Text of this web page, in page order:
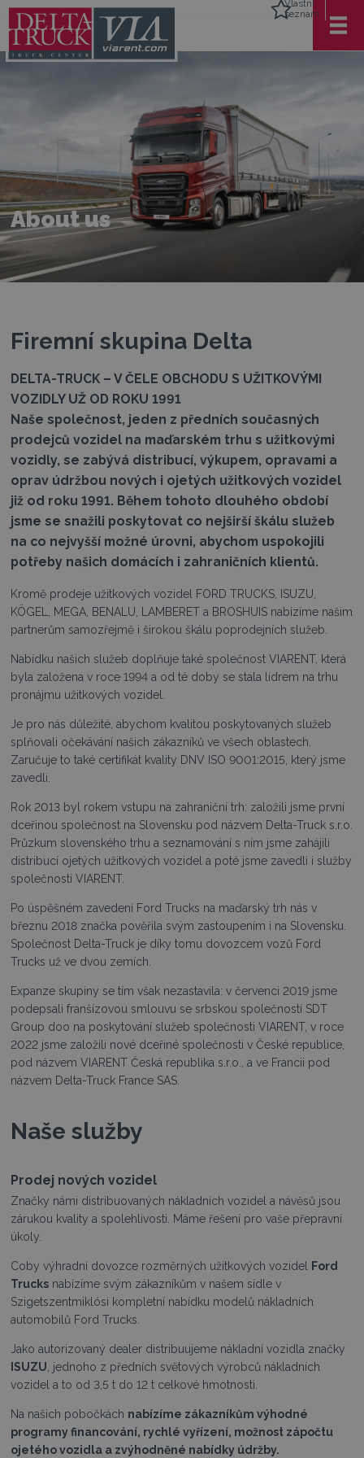
Vlastní
seznam
About us
Firemní skupina Delta
DELTA-TRUCK – V ČELE OBCHODU S UŽITKOVÝMI
VOZIDLY UŽ OD ROKU 1991
Naše společnost, jeden z předních současných
prodejců vozidel na maďarském trhu s užitkovými
vozidly, se zabývá distribucí, výkupem, opravami a
oprav údržbou nových i ojetých užitkových vozidel
již od roku 1991. Během tohoto dlouhého období
jsme se snažili poskytovat co nejširší škálu služeb
na co nejvyšší možné úrovni, abychom uspokojili
potřeby našich domácích i zahraničních klientů.
Kromě prodeje užitkových vozidel FORD TRUCKS, ISUZU,
KÖGEL, MEGA, BENALU, LAMBERET a BROSHUIS nabízíme našim
partnerům samozřejmě i širokou škálu poprodejních služeb.
Nabídku našich služeb doplňuje také společnost VIARENT, která
byla založena v roce 1994 a od té doby se stala lídrem na trhu
pronájmu užitkových vozidel.
Je pro nás důležité, abychom kvalitou poskytovaných služeb
splňovali očekávání našich zákazníků ve všech oblastech.
Zaručuje to také certifikát kvality DNV ISO 9001:2015, který jsme
zavedli.
Rok 2013 byl rokem vstupu na zahraniční trh: založili jsme první
dceřinou společnost na Slovensku pod názvem Delta-Truck s.r.o.
Průzkum slovenského trhu a seznamování s ním jsme zahájili
distribucí ojetých užitkových vozidel a poté jsme zavedli i služby
společnosti VIARENT.
Po úspěšném zavedení Ford Trucks na maďarský trh nás v
březnu 2018 značka pověřila svým zastoupením i na Slovensku.
Společnost Delta-Truck je díky tomu dovozcem vozů Ford
Trucks už ve dvou zemích.
Expanze skupiny se tím však nezastavila: v červenci 2019 jsme
podepsali franšízovou smlouvu se srbskou společností SDT
Group doo na poskytování služeb společnosti VIARENT, v roce
2022 jsme založili nové dceřiné společnosti v České republice,
pod názvem VIARENT Česká republika s.r.o., a ve Francii pod
názvem Delta-Truck France SAS.
Naše služby
Prodej nových vozidel
Značky námi distribuovaných nákladních vozidel a návěsů jsou
zárukou kvality a spolehlivosti. Máme řešení pro vaše přepravní
úkoly.
Coby výhradní dovozce rozměrných užitkových vozidel
Ford
Trucks nabízíme svým zákazníkům v našem sídle v
Szigetszentmiklósi kompletní nabídku modelů nákladních
automobilů Ford Trucks.
Jako autorizovaný dealer distribuujeme nákladní vozidla značky
ISUZU , jednoho z předních světových výrobců nákladních
vozidel a to od 3,5 t do 12 t celkové hmotnosti.
Na našich pobočkách nabízíme zákazníkům výhodné
programy financování, rychlé vyřízení, možnost zápočtu
ojetého vozidla a zvýhodněné nabídky údržby.